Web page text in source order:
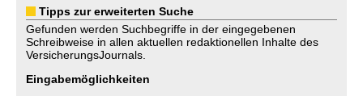
Tipps zur erweiterten Suche
Gefunden werden Suchbegriffe in der eingegebenen
Schreibweise in allen aktuellen redaktionellen Inhalte des
VersicherungsJournals.
Eingabemöglichkeiten